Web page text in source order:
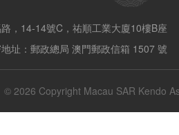
，14-14號C，祐順工業大廈10樓B座
址：郵政總局 澳門郵政信箱 1507 號
© 2026 Copyright Macau SAR Kendo